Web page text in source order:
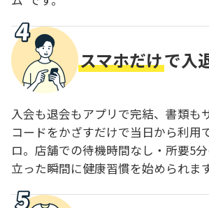
スマホだけで入
入会も退会もアプリで完結、書類も
コードをかざすだけで当日から利用
ロ。店舗での待機時間なし・所要5
立った瞬間に健康習慣を始められます